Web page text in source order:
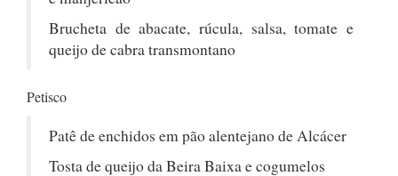
Brucheta de abacate, rúcula, salsa, tomate e
queijo de cabra transmontano
Petisco
Patê de enchidos em pão alentejano de Alcácer
Tosta de queijo da Beira Baixa e cogumelos